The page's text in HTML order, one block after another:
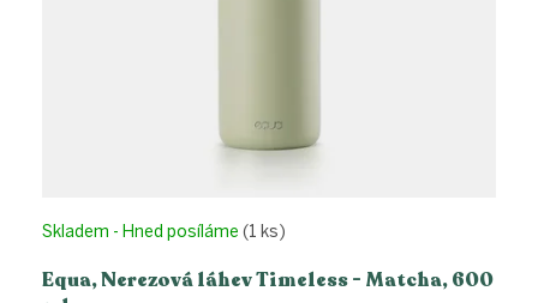
Equa, Nerezová láhev Timeless - Matcha, 600
Skladem - Hned posíláme (1 ks)